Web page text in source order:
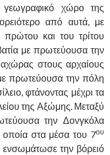
γεωγραφικό χώρο της
από αυτά, με
πρώτου και του τρίτου
με πρωτεύουσα την
στους αρχαίους
πρωτεύουσα την πόλη
φτάνοντας μέχρι τα
της Αξώμης. Μεταξύ
την Δονγκόλα
στα μέσα του 7ου
την βόρειό